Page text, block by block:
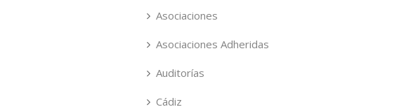
Asociaciones
Asociaciones Adheridas
Auditorías
Cádiz